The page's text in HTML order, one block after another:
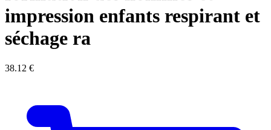
impression enfants respirant et
séchage ra
38.12 €